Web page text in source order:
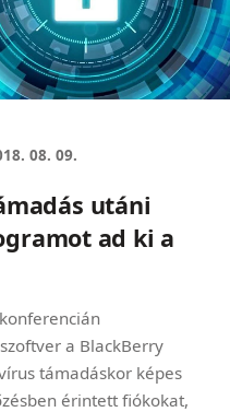
08. 09.
utáni
ad ki a
a BlackBerry
támadáskor képes
érintett fiókokat,